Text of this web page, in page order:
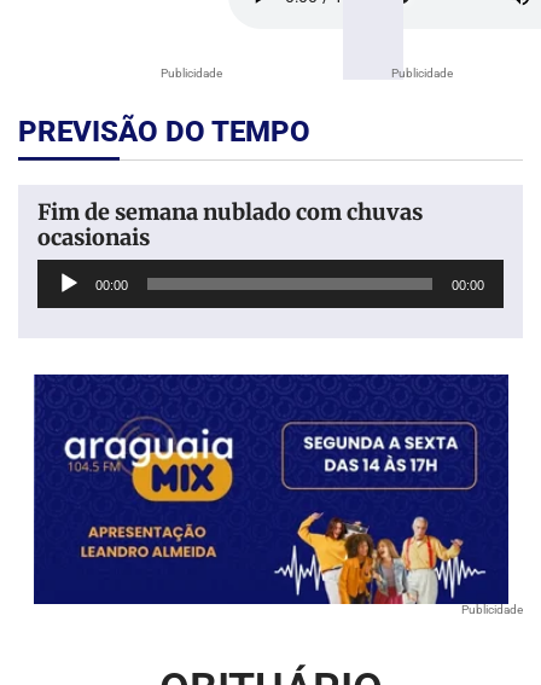
Publicidade Publicidade
PREVISÃO DO TEMPO
Fim de semana nublado com chuvas
ocasionais
Tocador
00:00 00:00
Publicidade